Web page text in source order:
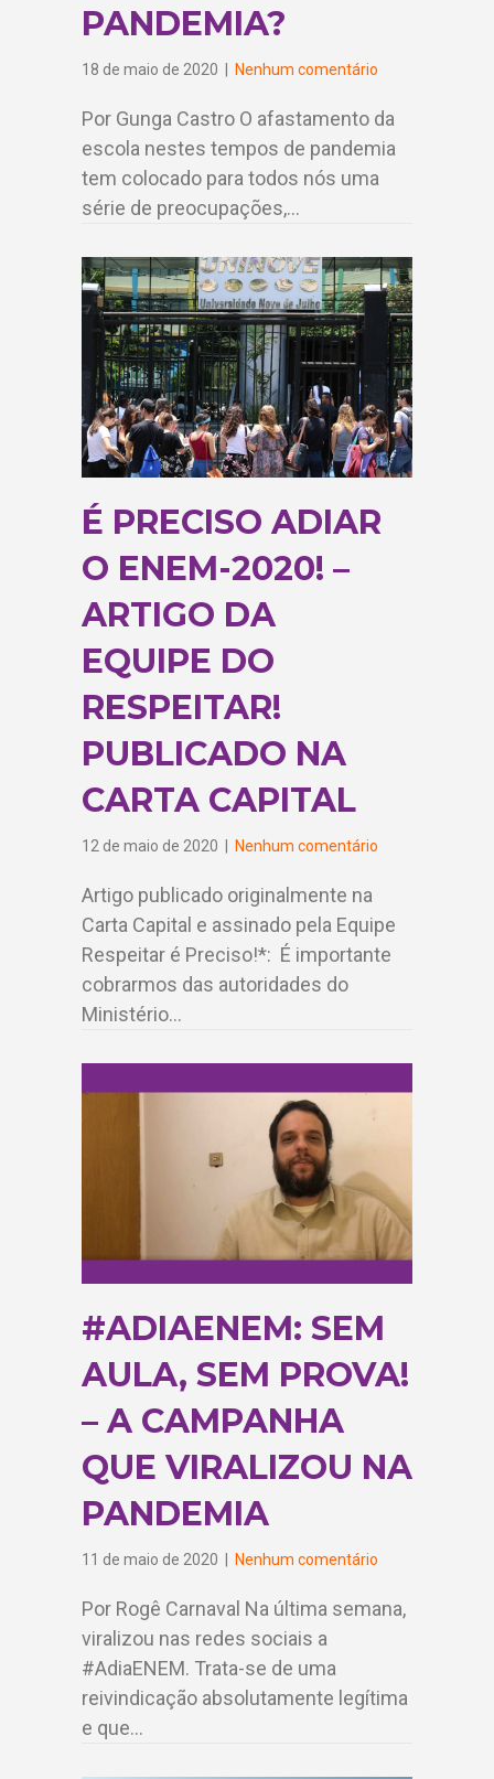
PANDEMIA?
18 de maio de 2020 Nenhum comentário
Por Gunga Castro O afastamento da
escola nestes tempos de pandemia
tem colocado para todos nós uma
série de preocupações,…
É PRECISO ADIAR
O ENEM-2020! –
ARTIGO DA
EQUIPE DO
RESPEITAR!
PUBLICADO NA
CARTA CAPITAL
12 de maio de 2020 Nenhum comentário
Artigo publicado originalmente na
Carta Capital e assinado pela Equipe
Respeitar é Preciso!*: É importante
cobrarmos das autoridades do
Ministério…
#ADIAENEM: SEM
AULA, SEM PROVA!
– A CAMPANHA
QUE VIRALIZOU NA
PANDEMIA
11 de maio de 2020 Nenhum comentário
Por Rogê Carnaval Na última semana,
viralizou nas redes sociais a
#AdiaENEM. Trata-se de uma
reivindicação absolutamente legítima
e que…